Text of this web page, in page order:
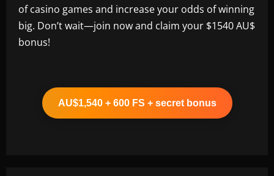
of casino games and increase your odds of winning
big. Don’t wait—join now and claim your $1540 AU$
bonus!
AU$1,540 + 600 FS + secret bonus